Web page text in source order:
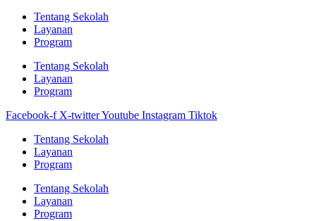
Tentang Sekolah
Layanan
Program
Tentang Sekolah
Layanan
Program
Facebook-f X-twitterYoutube Instagram Tiktok
Tentang Sekolah
Layanan
Program
Tentang Sekolah
Layanan
Program